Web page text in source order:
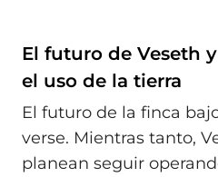
El futuro de Veseth
el uso de la tierra
El futuro de la finca
verse. Mientras tanto,
planean seguir